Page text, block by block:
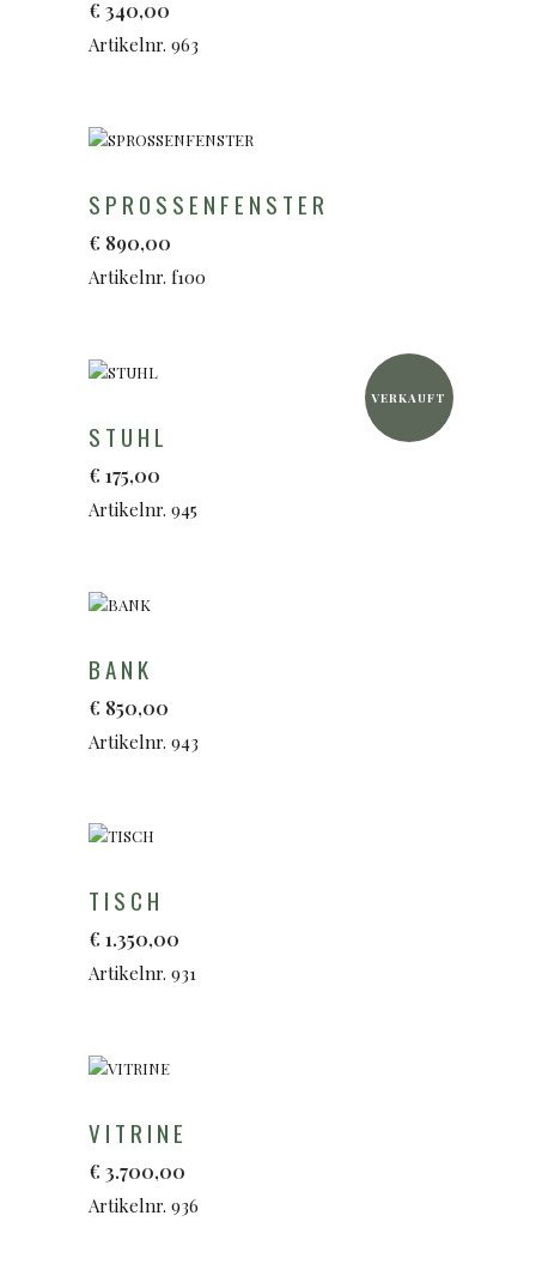
€ 340,00
Artikelnr. 963
SPROSSENFENSTER
€ 890,00
Artikelnr. f100
STUHL
€ 175,00
Artikelnr. 945
VERKAUFT
BANK
€ 850,00
Artikelnr. 943
TISCH
€ 1.350,00
Artikelnr. 931
VITRINE
€ 3.700,00
Artikelnr. 936